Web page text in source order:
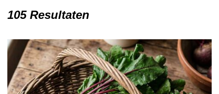
105 Resultaten